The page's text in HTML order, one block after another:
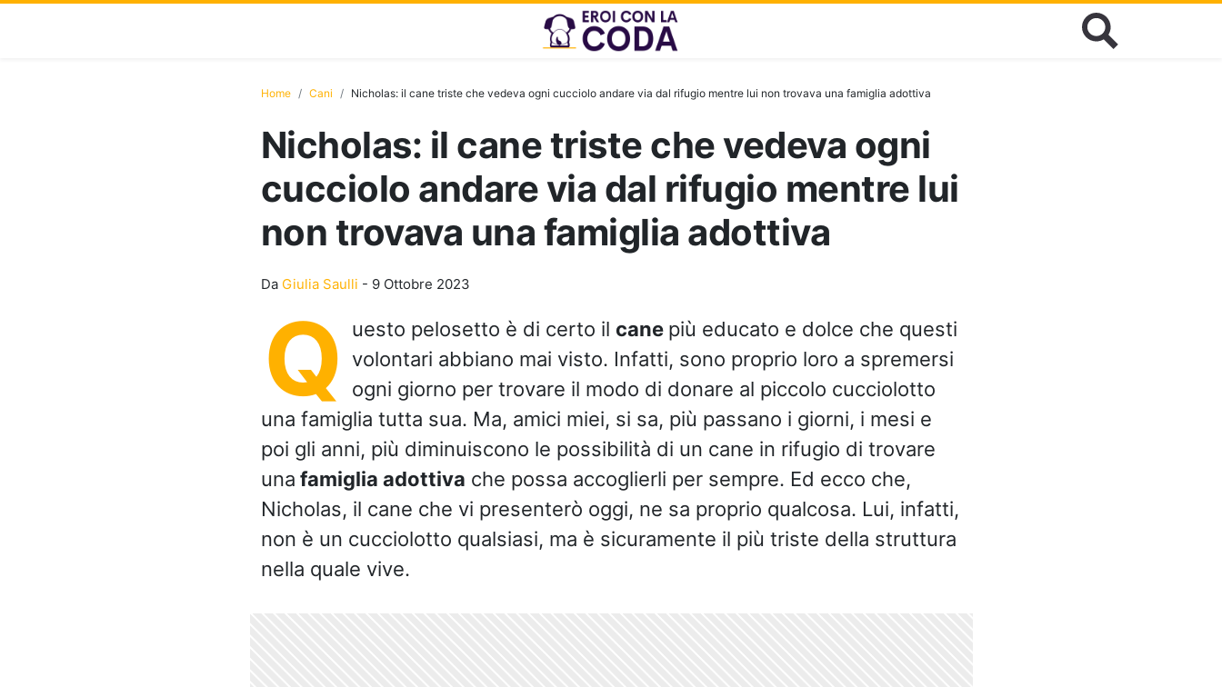
Home Cani Nicholas: il cane triste che vedeva ogni cucciolo andare via dal rifugio mentre lui non trovava una famiglia adottiva
Nicholas: il cane triste che vedeva ogni
cucciolo andare via dal rifugio mentre lui
non trovava una famiglia adottiva
Da Giulia Saulli - 9 Ottobre 2023
Q uesto pelosetto è di certo il cane più educato e dolce che questi
volontari abbiano mai visto. Infatti, sono proprio loro a spremersi
ogni giorno per trovare il modo di donare al piccolo cucciolotto
una famiglia tutta sua. Ma, amici miei, si sa, più passano i giorni, i mesi e
poi gli anni, più diminuiscono le possibilità di un cane in rifugio di trovare
una famiglia adottiva che possa accoglierli per sempre. Ed ecco che,
Nicholas, il cane che vi presenterò oggi, ne sa proprio qualcosa. Lui, infatti,
non è un cucciolotto qualsiasi, ma è sicuramente il più triste della struttura
nella quale vive.